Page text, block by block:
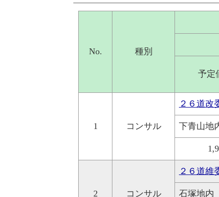
No. 種別
予定
1 コンサル
２６道改
下青山地
2 コンサル
２６道維
石塚地内